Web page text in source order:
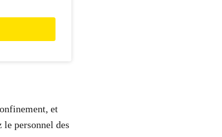
et
le personnel des